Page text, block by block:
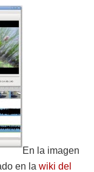
En la imagen
en la wiki del